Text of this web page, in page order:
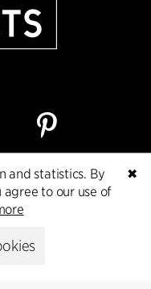
Privacy policy
✖
and statistics. By
to our use of